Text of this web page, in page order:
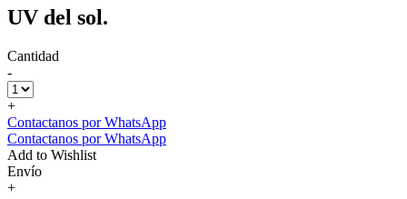
UV del sol.
Cantidad
-
+
Contactanos por WhatsApp
Contactanos por WhatsApp
Add to Wishlist
Envío
+